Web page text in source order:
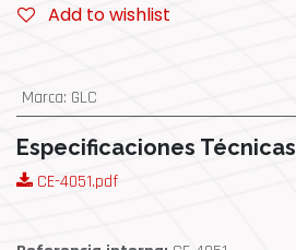
Add to wishlist
Marca: GLC
Especificaciones Técnicas
CE-4051.pdf